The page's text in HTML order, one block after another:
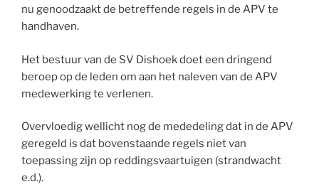
nu genoodzaakt de betreffende regels in de APV te
handhaven.
Het bestuur van de SV Dishoek doet een dringend
beroep op de leden om aan het naleven van de APV
medewerking te verlenen.
Overvloedig wellicht nog de mededeling dat in de APV
geregeld is dat bovenstaande regels niet van
toepassing zijn op reddingsvaartuigen (strandwacht
e.d.).